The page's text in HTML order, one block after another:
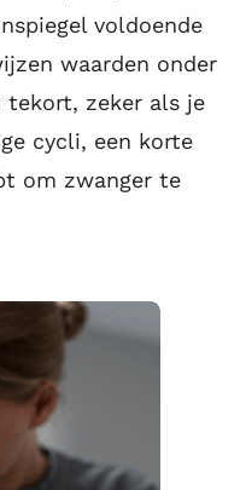
voldoende
waarden onder
tekort, zeker als je
cycli, een korte
om zwanger te